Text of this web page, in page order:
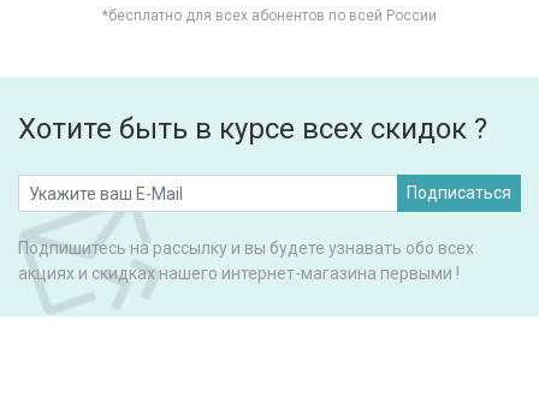
*бесплатно для всех абонентов по всей России
Хотите быть в курсе всех скидок ?
Подписаться
Подпишитесь на рассылку и вы будете узнавать обо всех
акциях и скидках нашего интернет-магазина первыми !